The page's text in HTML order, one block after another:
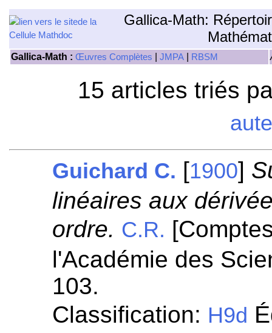
Gallica-Math:
Gallica-Math : Œuvres Complètes JMPA RBSM
15 articles triés
Guichard C. [1900]
linéaires aux
ordre. C.R.
l'Académie des
103.
Classification: H9d